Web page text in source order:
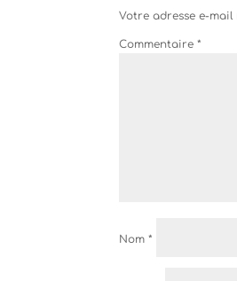
Votre adresse e-mail
Commentaire*
Nom*